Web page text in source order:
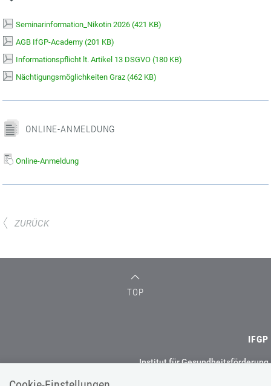
Seminarinformation_Nikotin 2026 (421 KB)
AGB IfGP-Academy (201 KB)
Informationspflicht lt. Artikel 13 DSGVO (180 KB)
Nächtigungsmöglichkeiten Graz (462 KB)
ONLINE-ANMELDUNG
Online-Anmeldung
ZURÜCK
TOP
IFGP
Institut für Gesundheitsförderung